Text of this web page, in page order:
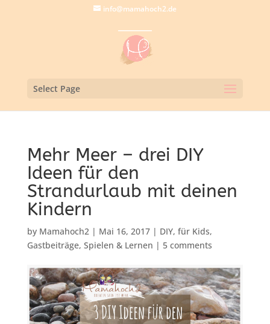
info@mamahoch2.de
Select Page
Mehr Meer – drei DIY
Ideen für den
Strandurlaub mit deinen
Kindern
by Mamahoch2| Mai 16, 2017| DIY, für Kids,
Gastbeiträge, Spielen & Lernen | 5 comments